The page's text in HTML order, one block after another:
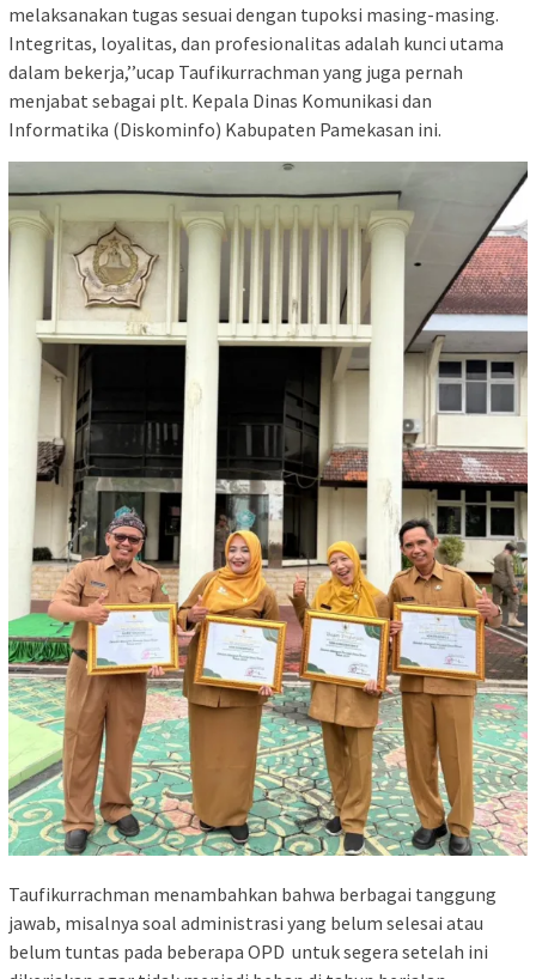
melaksanakan tugas sesuai dengan tupoksi masing-masing.
Integritas, loyalitas, dan profesionalitas adalah kunci utama
dalam bekerja,’’ucap Taufikurrachman yang juga pernah
menjabat sebagai plt. Kepala Dinas Komunikasi dan
Informatika (Diskominfo) Kabupaten Pamekasan ini.
Taufikurrachman menambahkan bahwa berbagai tanggung
jawab, misalnya soal administrasi yang belum selesai atau
belum tuntas pada beberapa OPD untuk segera setelah ini